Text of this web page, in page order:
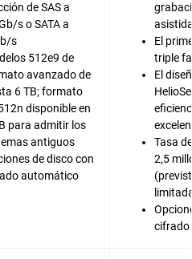
de SAS a
s o SATA a
s
512e9 de
avanzado de
6 TB; formato
disponible en
para admitir los
antiguos
de disco con
automático
El
triple
El
Tasa
2,5